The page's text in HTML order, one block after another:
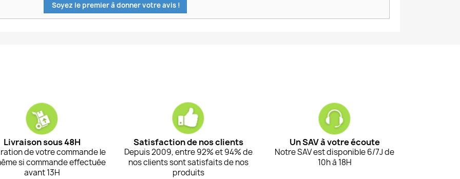
Soyez le premier à donner votre avis !
Livraison sous 48H
de votre commande le
si commande effectuée
avant 13H
Satisfaction de nos clients
Depuis 2009, entre 92% et 94% de
nos clients sont satisfaits de nos
produits
Un SAV à votre écoute
Notre SAV est disponible 6/7J de
10h à 18H